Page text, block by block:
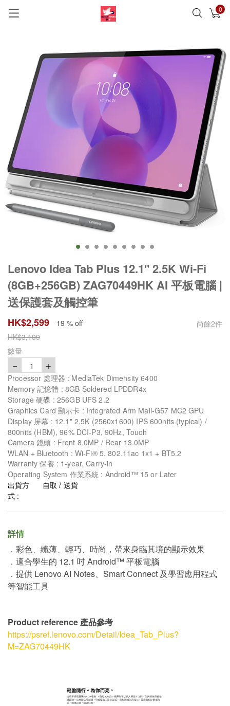
0
已加入購物車 查看
Lenovo Idea Tab Plus 12.1" 2.5K Wi-Fi
(8GB+256GB) ZAG70449HK AI 平板電腦 |
送保護套及觸控筆
HK$2,599 19 % off 尚餘2件
HK$3,199
數量
－ 1 ＋
Processor 處理器 : MediaTek Dimensity 6400
Memory 記憶體 : 8GB Soldered LPDDR4x
Storage 硬碟 : 256GB UFS 2.2
Graphics Card 顯示卡 : Integrated Arm Mali-G57 MC2 GPU
Display 屏幕 : 12.1" 2.5K (2560x1600) IPS 600nits (typical) /
800nits (HBM), 96% DCI-P3, 90Hz, Touch
Camera 鏡頭 : Front 8.0MP / Rear 13.0MP
WLAN + Bluetooth : Wi-Fi® 5, 802.11ac 1x1 + BT5.2
Warranty 保養 : 1-year, Carry-in
Operating System 作業系統 : Android™ 15 or Later
出貨方
式 :
自取 / 送貨
詳情
．彩色、纖薄、輕巧、時尚，帶來身臨其境的顯示效果
．適合學生的 12.1 吋 Android™ 平板電腦
．提供 Lenovo AI Notes、Smart Connect 及學習應用程式
等智能工具
Product reference 產品參考
https://psref.lenovo.com/Detail/Idea_Tab_Plus?
M=ZAG70449HK